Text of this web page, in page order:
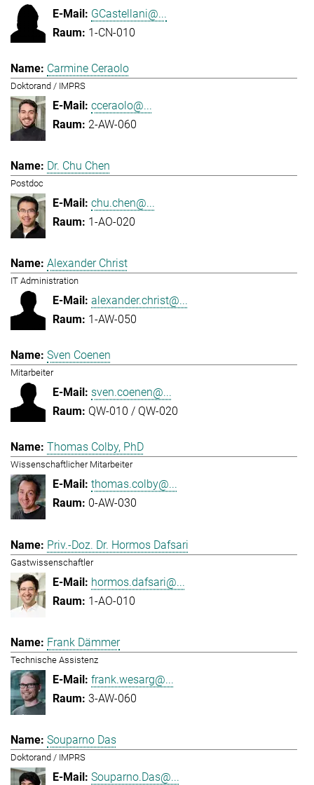
GCastellani@...
1-CN-010
Carmine Ceraolo
Doktorand / IMPRS
cceraolo@...
2-AW-060
Dr. Chu Chen
Postdoc
chu.chen@...
1-AO-020
Alexander Christ
IT Administration
alexander.christ@...
1-AW-050
Sven Coenen
Mitarbeiter
sven.coenen@...
QW-010 / QW-020
Thomas Colby, PhD
Wissenschaftlicher Mitarbeiter
thomas.colby@...
0-AW-030
Priv.-Doz. Dr. Hormos Dafsari
Gastwissenschaftler
hormos.dafsari@...
1-AO-010
Frank Dämmer
Technische Assistenz
frank.wesarg@...
3-AW-060
Souparno Das
Doktorand / IMPRS
Souparno.Das@...